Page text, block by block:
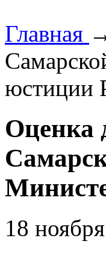
Главная
юстиции
Оценка
18